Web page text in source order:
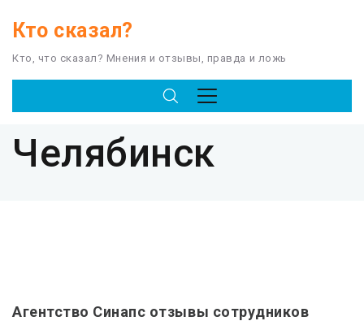
Кто сказал?
Кто, что сказал? Мнения и отзывы, правда и ложь
Челябинск
Агентство Синапс отзывы сотрудников